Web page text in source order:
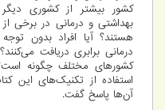
کشور بیشتر از کشوری دیگر
بهداشتی و درمانی در برخی از
هستند؟ آیا افراد بدون
درمانی برابری دریافت
کشورهای مختلف چگونه
استفاده از تکنیک‌های این
آن‌ها پاسخ گفت.